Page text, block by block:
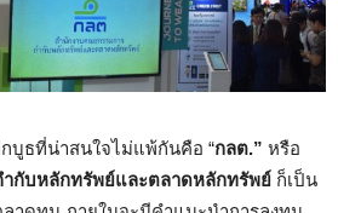
บูธที่น่าสนใจไม่แพ้กันคือ “กลต.” หรือ
กับหลักทรัพย์และตลาดหลักทรัพย์ ก็เป็น